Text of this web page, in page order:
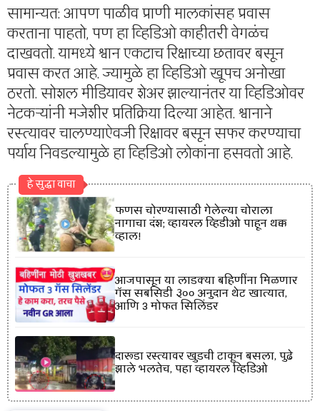
सामान्यत: आपण पाळीव प्राणी मालकांसह प्रवास
करताना पाहतो, पण हा व्हिडिओ काहीतरी वेगळंच
दाखवतो. यामध्ये श्वान एकटाच रिक्षाच्या छतावर बसून
प्रवास करत आहे. ज्यामुळे हा व्हिडिओ खूपच अनोखा
ठरतो. सोशल मीडियावर शेअर झाल्यानंतर या व्हिडिओवर
नेटकऱ्यांनी मजेशीर प्रतिक्रिया दिल्या आहेत. श्वानाने
रस्त्यावर चालण्याऐवजी रिक्षावर बसून सफर करण्याचा
पर्याय निवडल्यामुळे हा व्हिडिओ लोकांना हसवतो आहे.
हे सुद्धा वाचा
फणस चोरण्यासाठी गेलेल्या चोराला
नागाचा दंश; व्हायरल व्हिडीओ पाहून थक्क
व्हाल!
आजपासून या लाडक्या बहिणींना मिळणार
गॅस सबसिडी ₹३०० अनुदान थेट खात्यात,
आणि 3 मोफत सिलिंडर
दारूडा रस्त्यावर खुडची टाकून बसला, पुढे
झाले भलतेच, पहा व्हायरल व्हिडिओ